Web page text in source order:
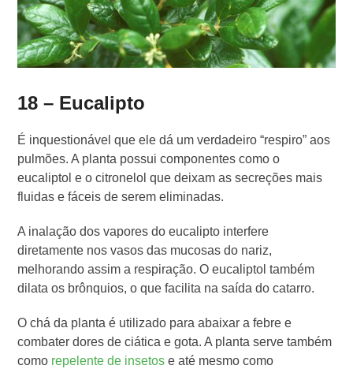
18 – Eucalipto
É inquestionável que ele dá um verdadeiro “respiro” aos
pulmões. A planta possui componentes como o
eucaliptol e o citronelol que deixam as secreções mais
fluidas e fáceis de serem eliminadas.
A inalação dos vapores do eucalipto interfere
diretamente nos vasos das mucosas do nariz,
melhorando assim a respiração. O eucaliptol também
dilata os brônquios, o que facilita na saída do catarro.
O chá da planta é utilizado para abaixar a febre e
combater dores de ciática e gota. A planta serve também
como repelente de insetos e até mesmo como